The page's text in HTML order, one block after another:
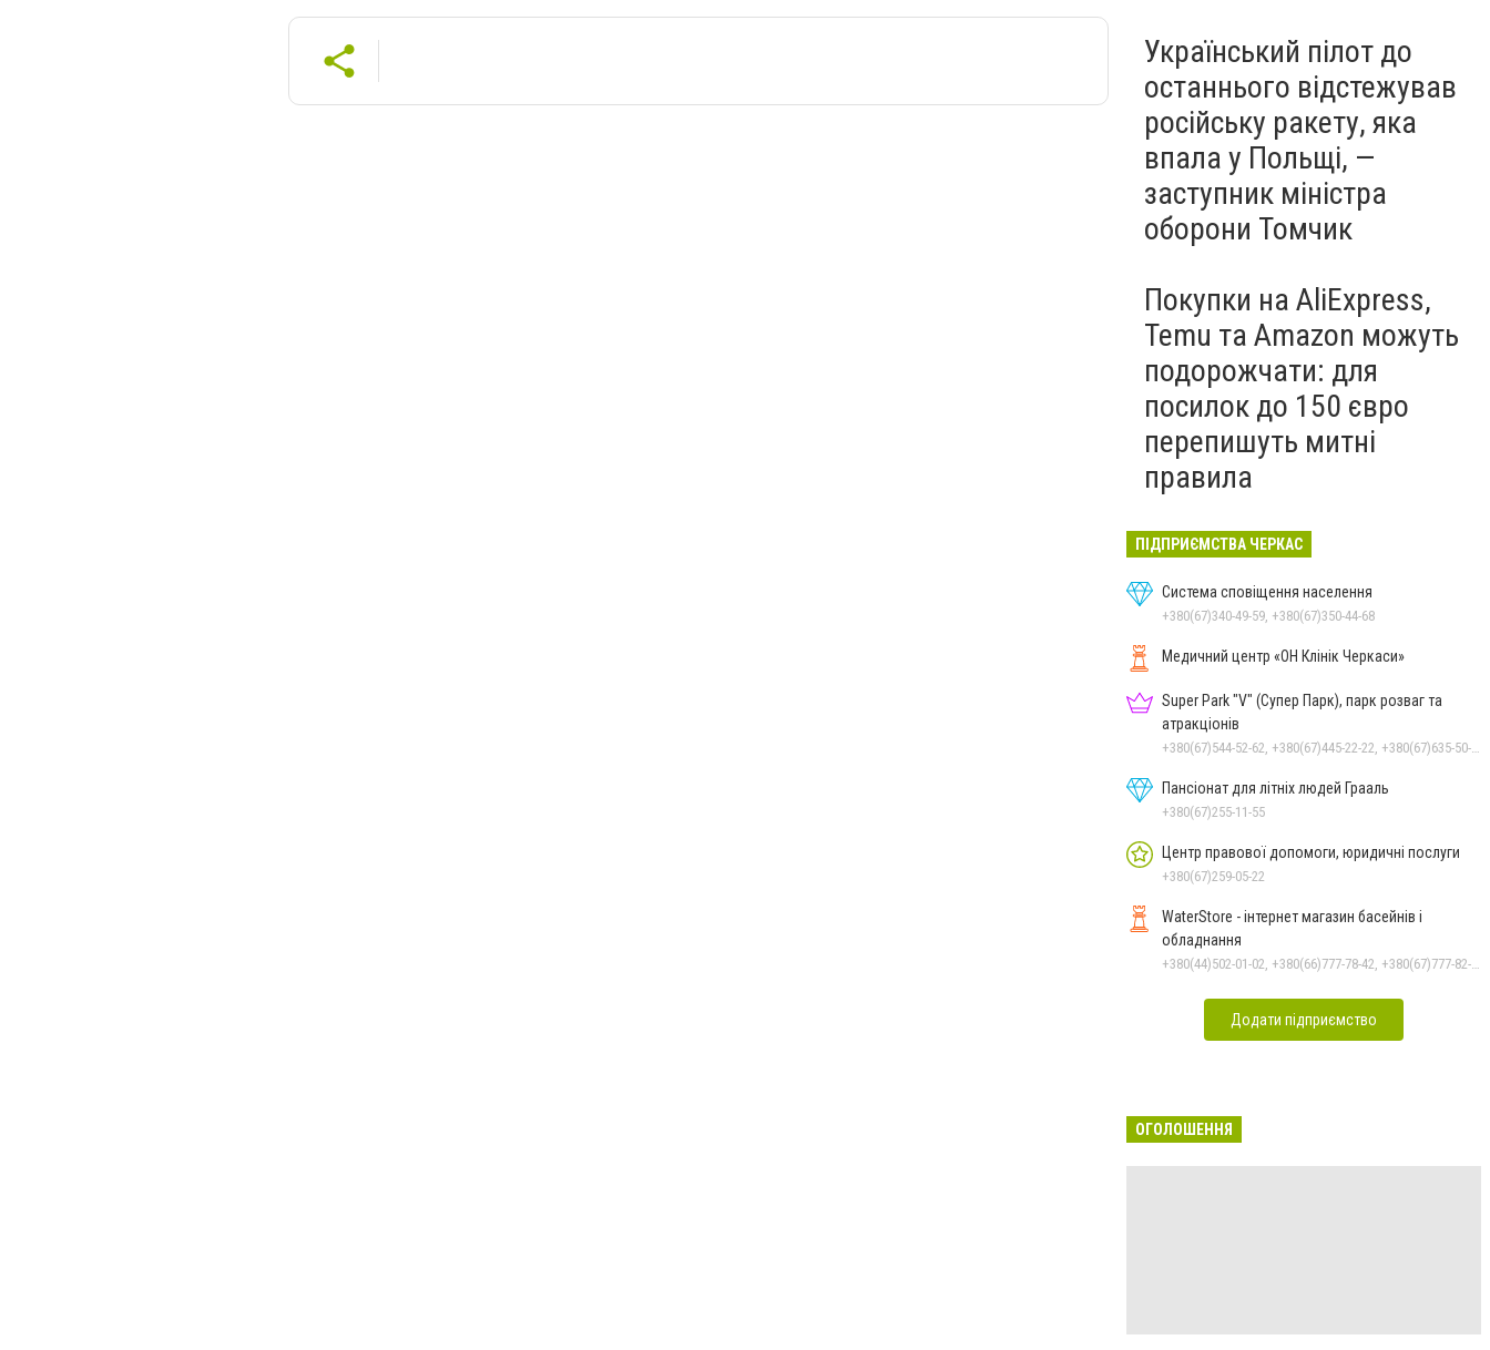
Український пілот до
останнього відстежував
російську ракету, яка
впала у Польщі, —
заступник міністра
оборони Томчик
Покупки на AliExpress,
Temu та Amazon можуть
подорожчати: для
посилок до 150 євро
перепишуть митні
правила
ПІДПРИЄМСТВА ЧЕРКАС
Система сповіщення населення
+380(67)340-49-59, +380(67)350-44-68
Медичний центр «ОН Клінік Черкаси»
Super Park "V" (Супер Парк), парк розваг та
атракціонів
+380(67)544-52-62, +380(67)445-22-22, +380(67)635-50-50
Пансіонат для літніх людей Грааль
+380(67)255-11-55
Центр правової допомоги, юридичні послуги
+380(67)259-05-22
WaterStore - інтернет магазин басейнів і
обладнання
+380(44)502-01-02, +380(66)777-78-42, +380(67)777-82-19, +380(67)890-80-80, +380(73)890-80-80, +380(44)502-01-03
Додати підприємство
ОГОЛОШЕННЯ